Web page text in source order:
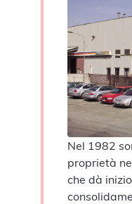
Nel 1982
proprietà
che dà